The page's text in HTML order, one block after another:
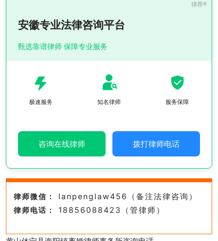
安徽专业法律咨询平台
甄选靠谱律师 保障专业服务
极速服务 知名律师 服务保障
咨询在线律师 拨打律师电话
律师微信： lanpenglaw456（备注法律咨询）
律师电话： 18856088423（管律师）